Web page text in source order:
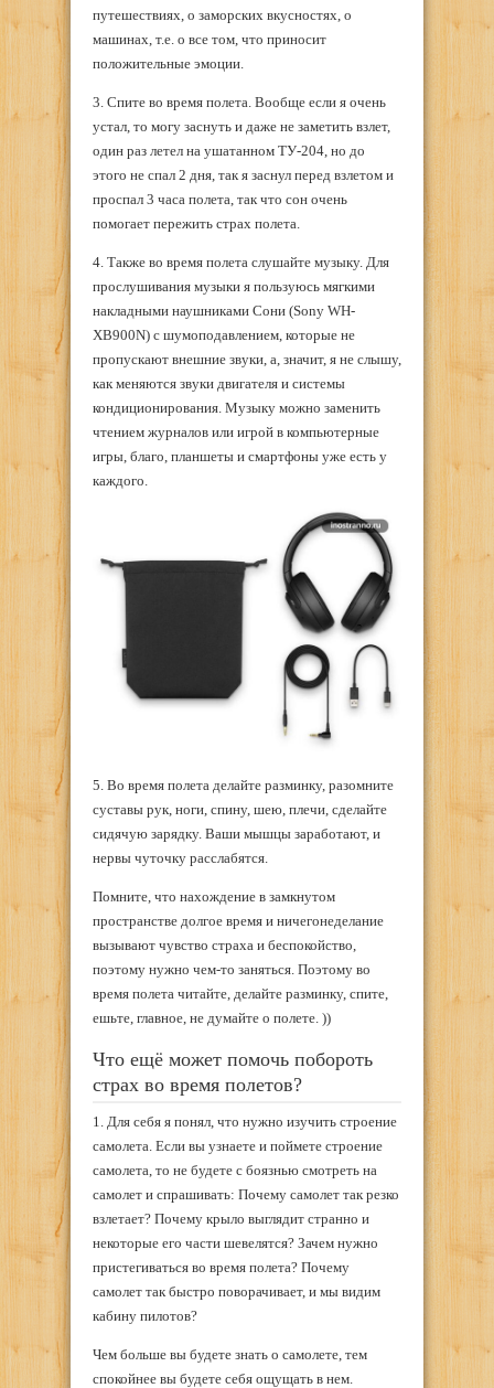
путешествиях, о заморских вкусностях, о
машинах, т.е. о все том, что приносит
положительные эмоции.
3. Спите во время полета. Вообще если я очень
устал, то могу заснуть и даже не заметить взлет,
один раз летел на ушатанном ТУ-204, но до
этого не спал 2 дня, так я заснул перед взлетом и
проспал 3 часа полета, так что сон очень
помогает пережить страх полета.
4. Также во время полета слушайте музыку. Для
прослушивания музыки я пользуюсь мягкими
накладными наушниками Сони (Sony WH-
XB900N) с шумоподавлением, которые не
пропускают внешние звуки, а, значит, я не слышу,
как меняются звуки двигателя и системы
кондиционирования. Музыку можно заменить
чтением журналов или игрой в компьютерные
игры, благо, планшеты и смартфоны уже есть у
каждого.
5. Во время полета делайте разминку, разомните
суставы рук, ноги, спину, шею, плечи, сделайте
сидячую зарядку. Ваши мышцы заработают, и
нервы чуточку расслабятся.
Помните, что нахождение в замкнутом
пространстве долгое время и ничегонеделание
вызывают чувство страха и беспокойство,
поэтому нужно чем-то заняться. Поэтому во
время полета читайте, делайте разминку, спите,
ешьте, главное, не думайте о полете. ))
Что ещё может помочь побороть
страх во время полетов?
1. Для себя я понял, что нужно изучить строение
самолета. Если вы узнаете и поймете строение
самолета, то не будете с боязнью смотреть на
самолет и спрашивать: Почему самолет так резко
взлетает? Почему крыло выглядит странно и
некоторые его части шевелятся? Зачем нужно
пристегиваться во время полета? Почему
самолет так быстро поворачивает, и мы видим
кабину пилотов?
Чем больше вы будете знать о самолете, тем
спокойнее вы будете себя ощущать в нем.